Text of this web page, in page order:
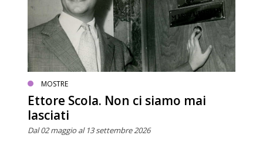
MOSTRE
Ettore Scola. Non ci siamo mai
lasciati
Dal 02 maggio al 13 settembre 2026